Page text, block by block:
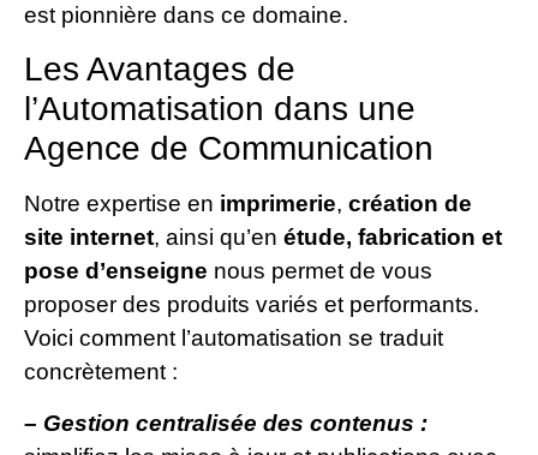
est pionnière dans ce domaine.
Les Avantages de
l’Automatisation dans une
Agence de Communication
Notre expertise en imprimerie, création de
site internet, ainsi qu’en étude, fabrication et
pose d’enseigne nous permet de vous
proposer des produits variés et performants.
Voici comment l’automatisation se traduit
concrètement :
– Gestion centralisée des contenus :